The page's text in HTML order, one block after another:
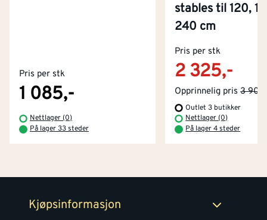
Pris per stk
1 085,-
Nettlager (0)
På lager 33 steder
stables til 120,
240 cm
Pris per stk
2 325,-
Opprinnelig pris 3
Outlet 3 butikker
Nettlager (0)
På lager 4 steder
Kjøpsinformasjon
Kjøpsbetingelser
Retur- og angrerettsskjema
Tjenester
Montér Klubb
Byggevarehus og åpningstider
Prismatch